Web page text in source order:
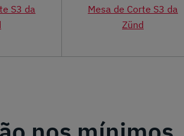
S3 da
Mesa de Corte S3 da
Zünd